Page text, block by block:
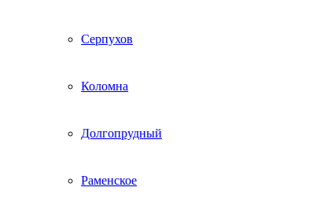
Серпухов
Коломна
Долгопрудный
Раменское